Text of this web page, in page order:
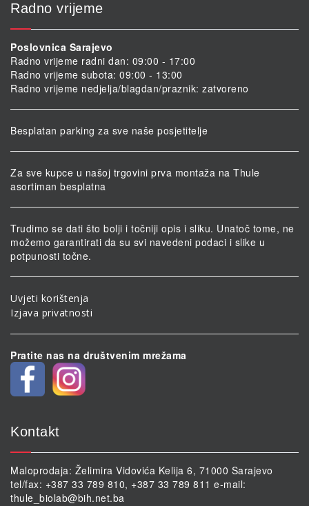
Radno vrijeme
Poslovnica Sarajevo
Radno vrijeme radni dan: 09:00 - 17:00
Radno vrijeme subota: 09:00 - 13:00
Radno vrijeme nedjelja/blagdan/praznik: zatvoreno
Besplatan parking za sve naše posjetitelje
Za sve kupce u našoj trgovini prva montaža na Thule
asortiman besplatna
Trudimo se dati što bolji i točniji opis i sliku. Unatoč tome, ne
možemo garantirati da su svi navedeni podaci i slike u
potpunosti točne.
Uvjeti korištenja
Izjava privatnosti
Pratite nas na društvenim mrežama
Kontakt
Maloprodaja: Želimira Vidovića Kelija 6, 71000 Sarajevo
tel/fax: +387 33 789 810, +387 33 789 811 e-mail:
thule_biolab@bih.net.ba